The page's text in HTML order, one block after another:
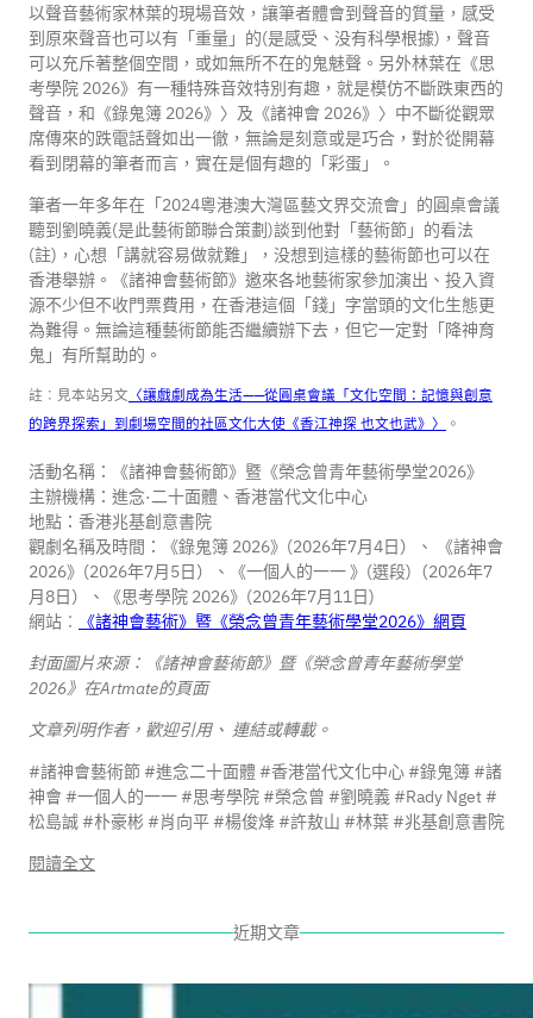
以聲音藝術家林葉的現場音效，讓筆者體會到聲音的質量，感受
到原來聲音也可以有「重量」的(是感受、没有科學根據)，聲音
可以充斥著整個空間，或如無所不在的鬼魅聲。另外林葉在《思
考學院 2026》有一種特殊音效特別有趣，就是模仿不斷跌東西的
聲音，和《錄鬼簿 2026》〉及《諸神會 2026》〉中不斷從觀眾
席傳來的跌電話聲如出一徹，無論是刻意或是巧合，對於從開幕
看到閉幕的筆者而言，實在是個有趣的「彩蛋」。
筆者一年多年在「2024粵港澳大灣區藝文界交流會」的圓桌會議
聽到劉曉義(是此藝術節聯合策劃)談到他對「藝術節」的看法
(註)，心想「講就容易做就難」，没想到這樣的藝術節也可以在
香港舉辦。《諸神會藝術節》邀來各地藝術家參加演出、投入資
源不少但不收門票費用，在香港這個「錢」字當頭的文化生態更
為難得。無論這種藝術節能否繼續辦下去，但它一定對「降神育
鬼」有所幫助的。
註︰見本站另文 〈讓戲劇成為生活——從圓桌會議「文化空間：記憶與創意
的跨界探索」到劇場空間的社區文化大使《香江神探 也文也武》〉
。
活動名稱：《諸神會藝術節》暨《榮念曾青年藝術學堂2026》
主辦機構：進念·二十面體、香港當代文化中心
地點：香港兆基創意書院
觀劇名稱及時間：《錄鬼簿 2026》(2026年7月4日）、 《諸神會
2026》(2026年7月5日）、《一個人的一一 》(選段)（2026年7
月8日）、《思考學院 2026》(2026年7月11日)
網站︰
《諸神會藝術》暨《榮念曾青年藝術學堂2026》網頁
封面圖片來源：《諸神會藝術節》暨《榮念曾青年藝術學堂
2026》在Artmate的頁面
文章列明作者，歡迎引用、 連結或轉載。
#諸神會藝術節 #進念二十面體 #香港當代文化中心 #錄鬼簿 #諸
神會 #一個人的一一 #思考學院 #榮念曾 #劉曉義 #Rady Nget #
松島誠 #朴豪彬 #肖向平 #楊俊烽 #許敖山 #林葉 #兆基創意書院
閱讀全文:
·
十
近期文章